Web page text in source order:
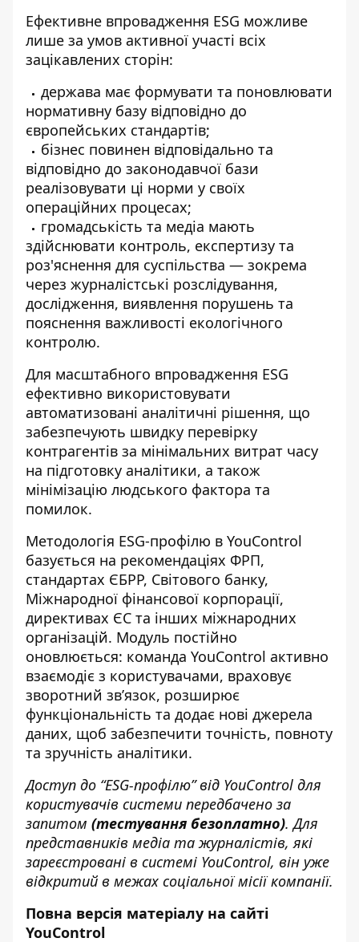
Ефективне впровадження ESG можливе
лише за умов активної участі всіх
зацікавлених сторін:
держава має формувати та поновлювати
нормативну базу відповідно до
європейських стандартів;
бізнес повинен відповідально та
відповідно до законодавчої бази
реалізовувати ці норми у своїх
операційних процесах;
громадськість та медіа мають
здійснювати контроль, експертизу та
роз'яснення для суспільства — зокрема
через журналістські розслідування,
дослідження, виявлення порушень та
пояснення важливості екологічного
контролю.
Для масштабного впровадження ESG
ефективно використовувати
автоматизовані аналітичні рішення, що
забезпечують швидку перевірку
контрагентів за мінімальних витрат часу
на підготовку аналітики, а також
мінімізацію людського фактора та
помилок.
Методологія ESG-профілю в YouControl
базується на рекомендаціях ФРП,
стандартах ЄБРР, Світового банку,
Міжнародної фінансової корпорації,
директивах ЄС та інших міжнародних
організацій. Модуль постійно
оновлюється: команда YouControl активно
взаємодіє з користувачами, враховує
зворотний зв’язок, розширює
функціональність та додає нові джерела
даних, щоб забезпечити точність, повноту
та зручність аналітики.
Доступ до “ESG-профілю” від YouControl для
користувачів системи передбачено за
запитом (тестування безоплатно). Для
представників медіа та журналістів, які
зареєстровані в системі YouControl, він уже
відкритий в межах соціальної місії компанії.
Повна версія матеріалу на сайті
YouControl